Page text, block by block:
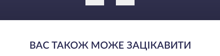
ВАС ТАКОЖ МОЖЕ ЗАЦІКАВИТИ